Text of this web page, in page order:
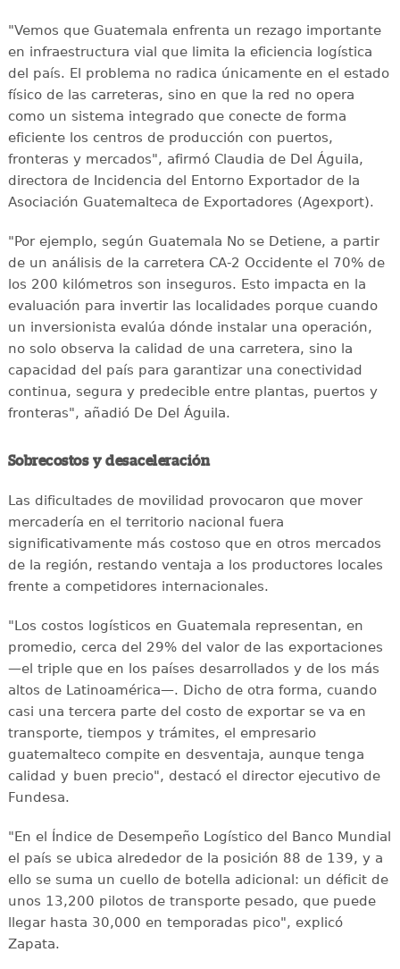
"Vemos que Guatemala enfrenta un rezago importante
en infraestructura vial que limita la eficiencia logística
del país. El problema no radica únicamente en el estado
físico de las carreteras, sino en que la red no opera
como un sistema integrado que conecte de forma
eficiente los centros de producción con puertos,
fronteras y mercados", afirmó Claudia de Del Águila,
directora de Incidencia del Entorno Exportador de la
Asociación Guatemalteca de Exportadores (Agexport).
"Por ejemplo, según Guatemala No se Detiene, a partir
de un análisis de la carretera CA-2 Occidente el 70% de
los 200 kilómetros son inseguros. Esto impacta en la
evaluación para invertir las localidades porque cuando
un inversionista evalúa dónde instalar una operación,
no solo observa la calidad de una carretera, sino la
capacidad del país para garantizar una conectividad
continua, segura y predecible entre plantas, puertos y
fronteras", añadió De Del Águila.
Sobrecostos y desaceleración
Las dificultades de movilidad provocaron que mover
mercadería en el territorio nacional fuera
significativamente más costoso que en otros mercados
de la región, restando ventaja a los productores locales
frente a competidores internacionales.
"Los costos logísticos en Guatemala representan, en
promedio, cerca del 29% del valor de las exportaciones
—el triple que en los países desarrollados y de los más
altos de Latinoamérica—. Dicho de otra forma, cuando
casi una tercera parte del costo de exportar se va en
transporte, tiempos y trámites, el empresario
guatemalteco compite en desventaja, aunque tenga
calidad y buen precio", destacó el director ejecutivo de
Fundesa.
"En el Índice de Desempeño Logístico del Banco Mundial
el país se ubica alrededor de la posición 88 de 139, y a
ello se suma un cuello de botella adicional: un déficit de
unos 13,200 pilotos de transporte pesado, que puede
llegar hasta 30,000 en temporadas pico", explicó
Zapata.